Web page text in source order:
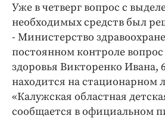
ПРОЕКТЫ
Блоги
Издания
Медиаперсона
Интересное чтиво
Клиника года
Уже в четверг вопрос с
необходимых средств был
- Министерство
постоянном контроле
здоровья Викторенко Ивана,
находится на стационарном
«Калужская областная
сообщается в официальном